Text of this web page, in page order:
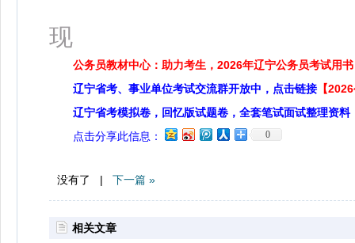
现
公务员教材中心：助力考生，2026年辽宁公务员考试用书
辽宁省考、事业单位考试交流群开放中，点击链接 【
辽宁省考模拟卷，回忆版试题卷，全套笔试面试整理资料
点击分享此信息：
0
没有了 | 下一篇 »
相关文章